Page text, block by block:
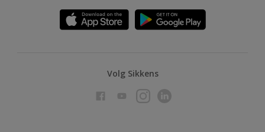
Volg Sikkens